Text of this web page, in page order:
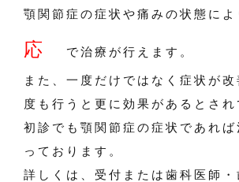
顎関節症の症状や痛みの状態によ
応
で治療が行えます。
また、一度だけではなく症状が
度も行うと更に効果があるとされ
初診でも顎関節症の症状であれば
っております。
詳しくは、受付または歯科医師・